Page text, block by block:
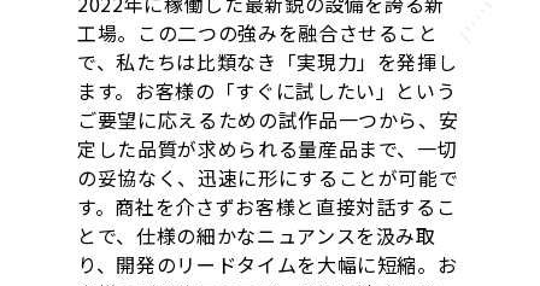
工場。この二つの強みを融合させること
で、私たちは比類なき「実現力」を発揮し
ます。お客様の「すぐに試したい」という
ご要望に応えるための試作品一つから、安
定した品質が求められる量産品まで、一切
の妥協なく、迅速に形にすることが可能で
す。商社を介さずお客様と直接対話するこ
とで、仕様の細かなニュアンスを汲み取
り、開発のリードタイムを大幅に短縮。お